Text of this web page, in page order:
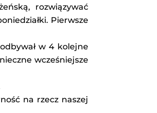
rozwiązywać
Pierwsze
w 4 kolejne
wcześniejsze
na rzecz naszej